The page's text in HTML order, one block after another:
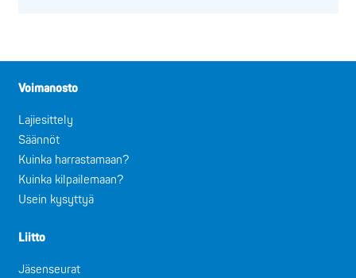
Voimanosto
Lajiesittely
Säännöt
Kuinka harrastamaan?
Kuinka kilpailemaan?
Usein kysyttyä
Liitto
Jäsenseurat